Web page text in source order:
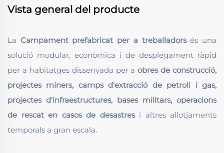
Vista general del producte
La Campament prefabricat per a treballadorsés una
solució modular, econòmica i de desplegament ràpid
per a habitatges dissenyada per aobres de construcció,
projectes miners, camps d'extracció de petroli i gas,
projectes d'infraestructures, bases militars, operacions
de rescat en casos de desastres i altres allotjaments
temporals a gran escala.